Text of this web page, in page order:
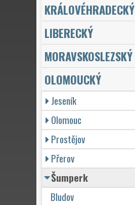
KRÁLOVÉHRADECKÝ
LIBERECKÝ
MORAVSKOSLEZSKÝ
OLOMOUCKÝ
Jeseník
Olomouc
Prostějov
Přerov
Šumperk
Bludov